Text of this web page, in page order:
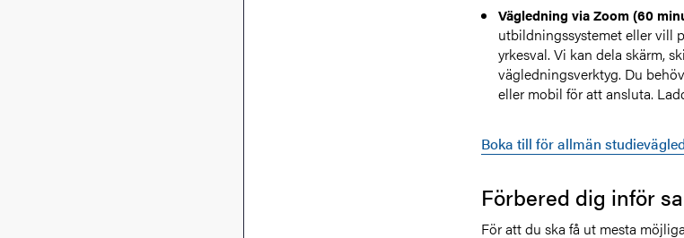
Vägledning via Zoom (60
utbildningssystemet eller vill
yrkesval. Vi kan dela skärm,
vägledningsverktyg. Du
eller mobilför att ansluta.
Boka till för allmän
Förbered dig inför
För att du ska få ut mesta